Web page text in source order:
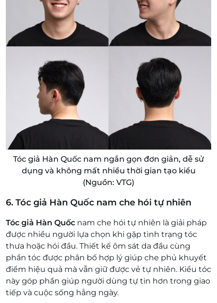
Tóc giả Hàn Quốc nam ngắn gọn đơn giản, dễ sử
dụng và không mất nhiều thời gian tạo kiểu
(Nguồn: VTG)
6. Tóc giả Hàn Quốc nam che hói tự nhiên
Tóc giả Hàn Quốc nam che hói tự nhiên là giải pháp
được nhiều người lựa chọn khi gặp tình trạng tóc
thưa hoặc hói đầu. Thiết kế ôm sát da đầu cùng
phần tóc được phân bố hợp lý giúp che phủ khuyết
điểm hiệu quả mà vẫn giữ được vẻ tự nhiên. Kiểu tóc
này góp phần giúp người dùng tự tin hơn trong giao
tiếp và cuộc sống hằng ngày.